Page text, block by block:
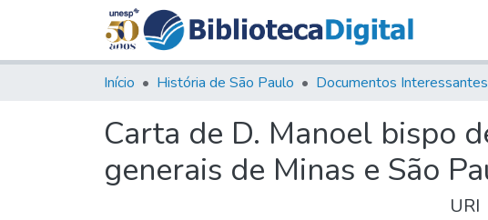
Início História de São Paulo Documentos Interessantes
Carta de D. Manoel bispo
generais de Minas e São
URI